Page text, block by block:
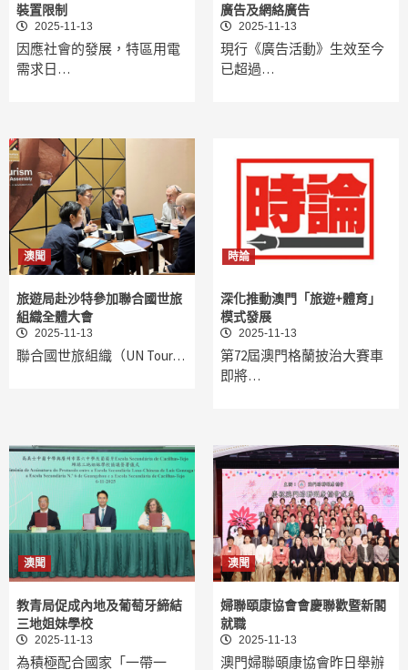
裝置限制
2025-11-13
因應社會的發展，特區用電
需求日…
廣告及網絡廣告
2025-11-13
現行《廣告活動》生效至今
已超過…
澳聞
旅遊局赴沙特參加聯合國世旅
組織全體大會
2025-11-13
聯合國世旅組織（UN Tour…
時論
深化推動澳門「旅遊+體育」
模式發展
2025-11-13
第72屆澳門格蘭披治大賽車
即將…
澳聞
教青局促成內地及葡萄牙締結
三地姐妹學校
2025-11-13
為積極配合國家「一帶一
澳聞
婦聯頤康協會會慶聯歡暨新閣
就職
2025-11-13
澳門婦聯頤康協會昨日舉辦